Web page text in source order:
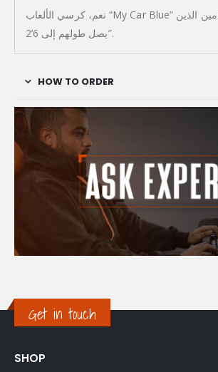
نعم، كرسي الألعاب “My Car Blue” مناسب للمستخدمين الذين
يصل طولهم إلى 6’2″.
HOW TO ORDER
Get in touch
SHOP